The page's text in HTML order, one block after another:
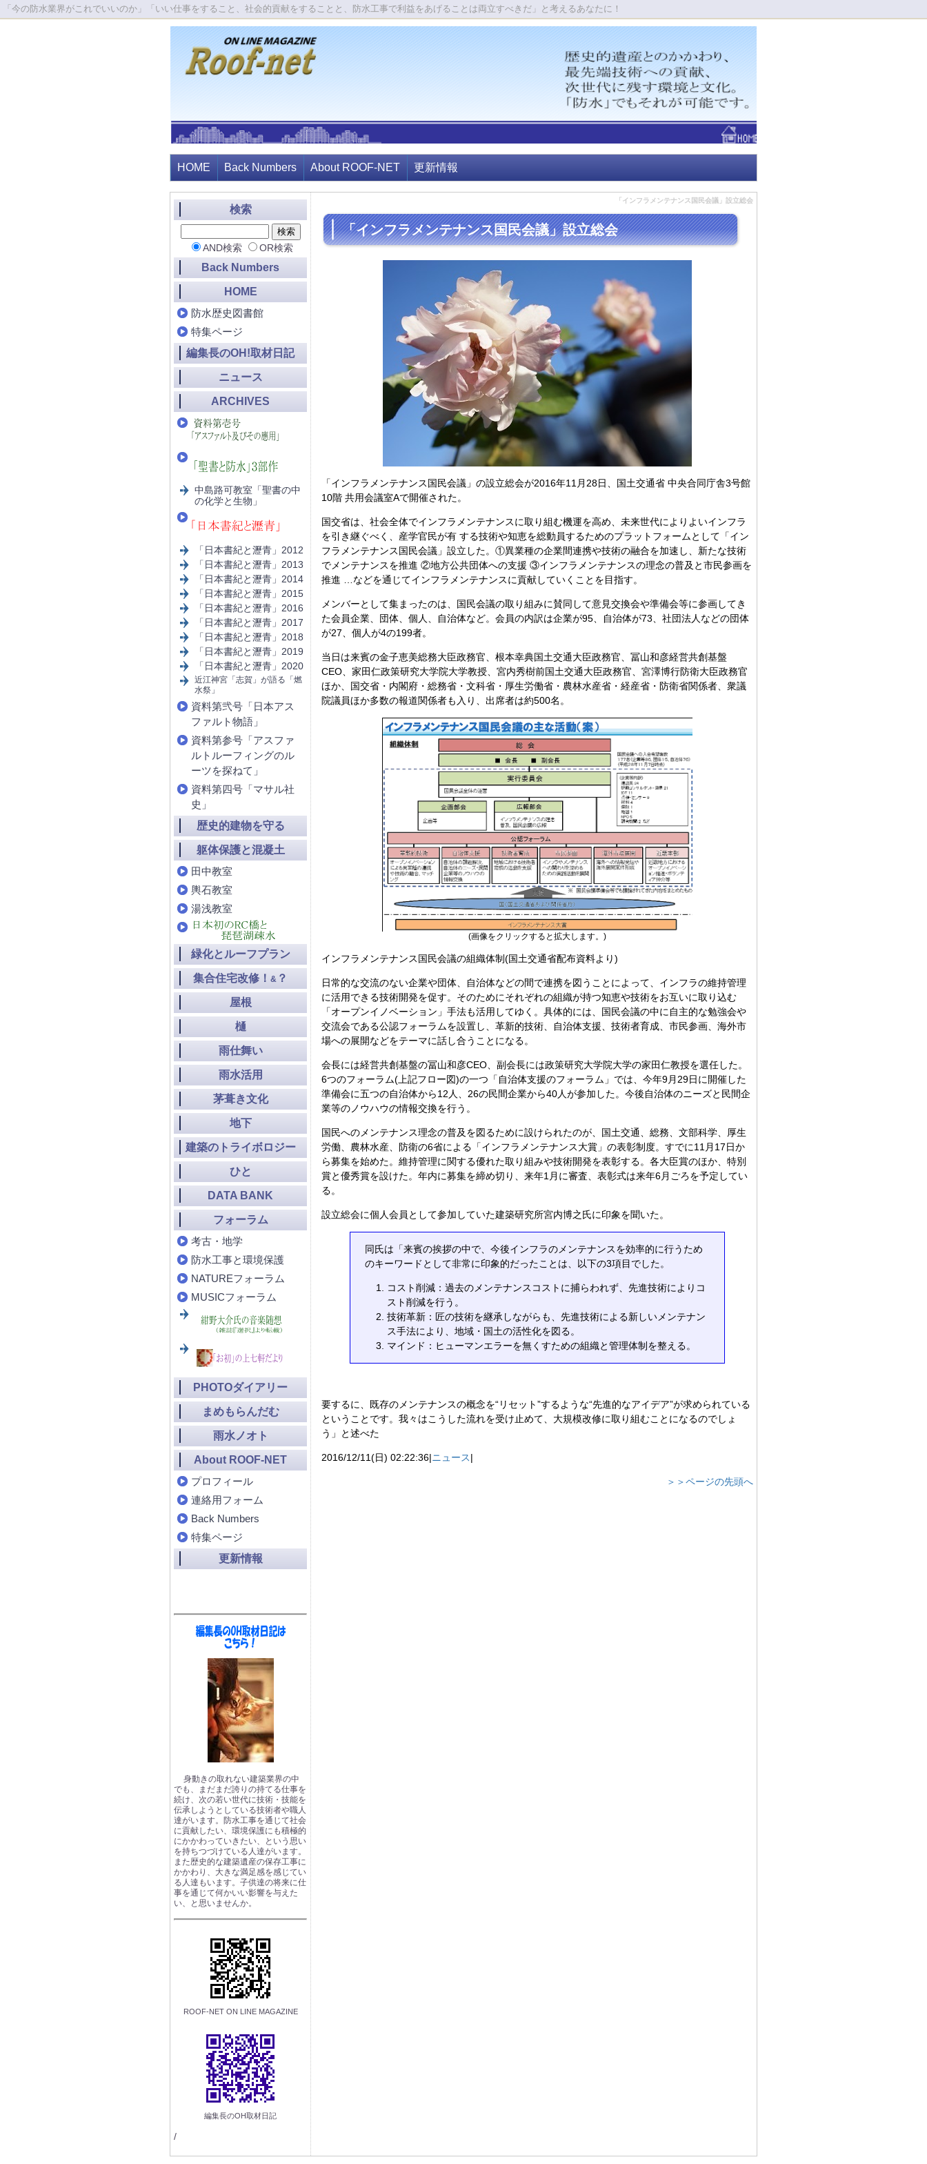
「今の防水業界がこれでいいのか」「いい仕事をすること、社会的貢献をすることと、防水工事で利益をあげることは両立すべきだ」と考えるあなたに！
HOME Back Numbers About ROOF-NET 更新情報
「インフラメンテナンス国民会議」設立総会
「インフラメンテナンス国民会議」設立総会
「インフラメンテナンス国民会議」の設立総会が2016年11月28日、国土交通省 中央合同庁舎3号館
10階 共用会議室Aで開催された。
国交省は、社会全体でインフラメンテナンスに取り組む機運を高め、未来世代によりよいインフラ
を引き継ぐべく、産学官民が有 する技術や知恵を総動員するためのプラットフォームとして「イン
フラメンテナンス国民会議」設立した。①異業種の企業間連携や技術の融合を加速し、新たな技術
でメンテナンスを推進 ②地方公共団体への支援 ③インフラメンテナンスの理念の普及と市民参画を
推進 …などを通じてインフラメンテナンスに貢献していくことを目指す。
メンバーとして集まったのは、国民会議の取り組みに賛同して意見交換会や準備会等に参画してき
た会員企業、団体、個人、自治体など。会員の内訳は企業が95、自治体が73、社団法人などの団体
が27、個人が4の199者。
当日は来賓の金子恵美総務大臣政務官、根本幸典国土交通大臣政務官、冨山和彦経営共創基盤
CEO、家田仁政策研究大学院大学教授、宮内秀樹前国土交通大臣政務官、宮澤博行防衛大臣政務官
ほか、国交省・内閣府・総務省・文科省・厚生労働省・農林水産省・経産省・防衛省関係者、衆議
院議員ほか多数の報道関係者も入り、出席者は約500名。
(画像をクリックすると拡大します。)
インフラメンテナンス国民会議の組織体制(国土交通省配布資料より)
日常的な交流のない企業や団体、自治体などの間で連携を図うことによって、インフラの維持管理
に活用できる技術開発を促す。そのためにそれぞれの組織が持つ知恵や技術をお互いに取り込む
「オープンイノベーション」手法も活用してゆく。具体的には、国民会議の中に自主的な勉強会や
交流会である公認フォーラムを設置し、革新的技術、自治体支援、技術者育成、市民参画、海外市
場への展開などをテーマに話し合うことになる。
会長には経営共創基盤の冨山和彦CEO、副会長には政策研究大学院大学の家田仁教授を選任した。
6つのフォーラム(上記フロー図)の一つ「自治体支援のフォーラム」では、今年9月29日に開催した
準備会に五つの自治体から12人、26の民間企業から40人が参加した。今後自治体のニーズと民間企
業等のノウハウの情報交換を行う。
国民へのメンテナンス理念の普及を図るために設けられたのが、国土交通、総務、文部科学、厚生
労働、農林水産、防衛の6省による「インフラメンテナンス大賞」の表彰制度。すでに11月17日か
ら募集を始めた。維持管理に関する優れた取り組みや技術開発を表彰する。各大臣賞のほか、特別
賞と優秀賞を設けた。年内に募集を締め切り、来年1月に審査、表彰式は来年6月ごろを予定してい
る。
設立総会に個人会員として参加していた建築研究所宮内博之氏に印象を聞いた。
同氏は「来賓の挨拶の中で、今後インフラのメンテナンスを効率的に行うため
のキーワードとして非常に印象的だったことは、以下の3項目でした。
コスト削減：過去のメンテナンスコストに捕らわれず、先進技術によりコ
スト削減を行う。
技術革新：匠の技術を継承しながらも、先進技術による新しいメンテナン
ス手法により、地域・国土の活性化を図る。
マインド：ヒューマンエラーを無くすための組織と管理体制を整える。
要するに、既存のメンテナンスの概念を“リセット”するような“先進的なアイデア”が求められている
ということです。我々はこうした流れを受け止めて、大規模改修に取り組むことになるのでしょ
う」と述べた
2016/12/11(日) 02:22:36|ニュース|
＞＞ページの先頭へ
検索
AND検索 OR検索
Back Numbers
HOME
防水歴史図書館
特集ページ
編集長のOH!取材日記
ニュース
ARCHIVES
中島路可教室「聖書の中
の化学と生物」
「日本書紀と瀝青」2012
「日本書紀と瀝青」2013
「日本書紀と瀝青」2014
「日本書紀と瀝青」2015
「日本書紀と瀝青」2016
「日本書紀と瀝青」2017
「日本書紀と瀝青」2018
「日本書紀と瀝青」2019
「日本書紀と瀝青」2020
近江神宮「志賀」が語る「燃
水祭」
資料第弐号「日本アス
ファルト物語」
資料第参号「アスファ
ルトルーフィングのル
ーツを探ねて」
資料第四号「マサル社
史」
歴史的建物を守る
躯体保護と混凝土
田中教室
輿石教室
湯浅教室
緑化とルーフプラン
集合住宅改修！ & ？
屋根
樋
雨仕舞い
雨水活用
茅葺き文化
地下
建築のトライボロジー
ひと
DATA BANK
フォーラム
考古・地学
防水工事と環境保護
NATUREフォーラム
MUSICフォーラム
PHOTOダイアリー
まめもらんだむ
雨水ノオト
About ROOF-NET
プロフィール
連絡用フォーム
Back Numbers
特集ページ
更新情報
身動きの取れない建築業界の中
でも、まだまだ誇りの持てる仕事を
続け、次の若い世代に技術・技能を
伝承しようとしている技術者や職人
達がいます。防水工事を通じて社会
に貢献したい、環境保護にも積極的
にかかわっていきたい、という思い
を持ちつづけている人達がいます。
また歴史的な建築遺産の保存工事に
かかわり、大きな満足感を感じてい
る人達もいます。子供達の将来に仕
事を通じて何かいい影響を与えた
い、と思いませんか。
ROOF-NET ON LINE MAGAZINE
編集長のOH取材日記
/